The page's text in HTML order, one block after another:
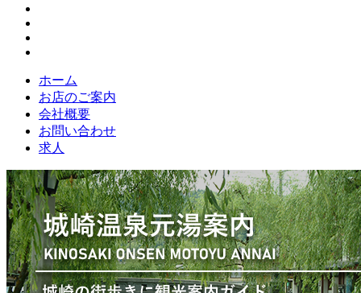
ホーム
お店のご案内
会社概要
お問い合わせ
求人